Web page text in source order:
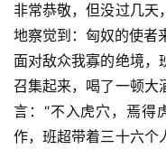
非常恭敬，但没过几天
地察觉到：匈奴的使者
面对敌众我寡的绝境，
召集起来，喝了一顿大
言：“不入虎穴，焉得
作，班超带着三十六个